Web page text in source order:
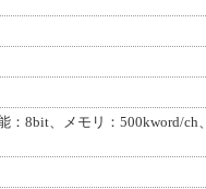
8bit、メモリ：500kword/ch、